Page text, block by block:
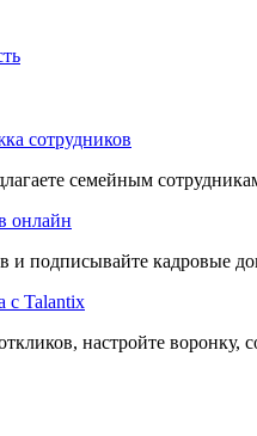
сотрудников
семейным
онлайн
и подписывайте кадровые
с Talantix
настройте воронку,